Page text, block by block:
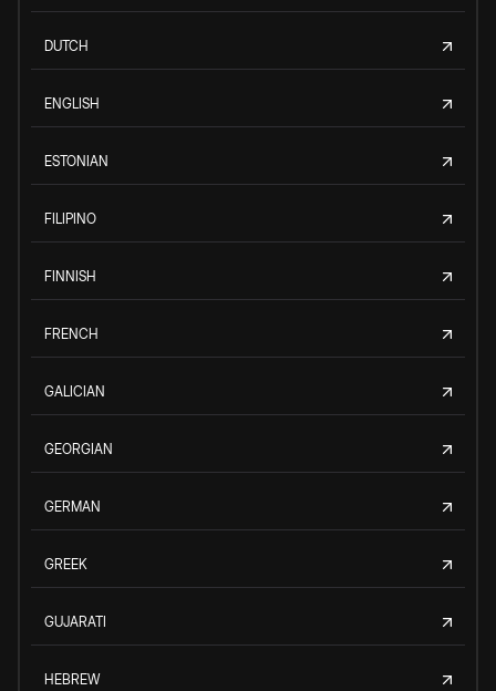
DUTCH
ENGLISH
ESTONIAN
FILIPINO
FINNISH
FRENCH
GALICIAN
GEORGIAN
GERMAN
GREEK
GUJARATI
HEBREW